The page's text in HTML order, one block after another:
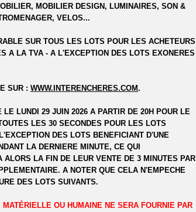
MOBILIER DESIGN, LUMINAIRES, SON &
VELOS...
SUR TOUS LES LOTS POUR LES ACHETEURS
A LA TVA - A L'EXCEPTION DES LOTS EXONERES
SUR :WWW.INTERENCHERES.COM.
LE LUNDI 29 JUIN 2026 A PARTIR DE 20H POUR LE
LES 30 SECONDES POUR LES LOTS
DES LOTS BENEFICIANT D'UNE
LA DERNIERE MINUTE, CE QUI
ALORS LA FIN DE LEUR VENTE DE 3 MINUTES PAR
A NOTER QUE CELA N'EMPECHE
DES LOTS SUIVANTS.
MATÉRIELLE OU HUMAINE NE SERA FOURNIE PAR